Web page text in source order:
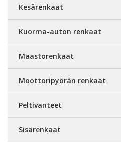
Kesärenkaat
Kuorma-auton renkaat
Maastorenkaat
Moottoripyörän renkaat
Peltivanteet
Sisärenkaat